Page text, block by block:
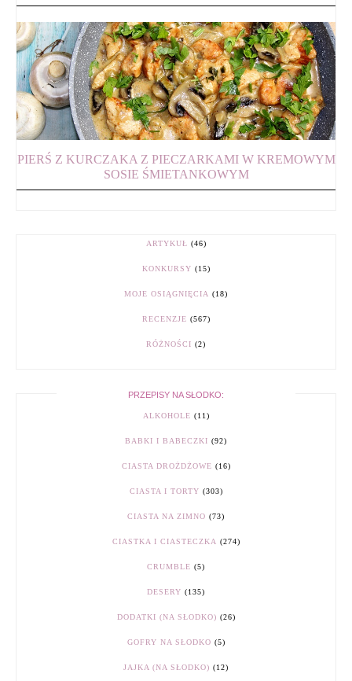
PIERŚ Z KURCZAKA Z PIECZARKAMI W KREMOWYM
SOSIE ŚMIETANKOWYM
ARTYKUŁ (46)
KONKURSY (15)
MOJE OSIĄGNIĘCIA (18)
RECENZJE (567)
RÓŻNOŚCI (2)
PRZEPISY NA SŁODKO:
ALKOHOLE (11)
BABKI I BABECZKI (92)
CIASTA DROŻDŻOWE (16)
CIASTA I TORTY (303)
CIASTA NA ZIMNO (73)
CIASTKA I CIASTECZKA (274)
CRUMBLE (5)
DESERY (135)
DODATKI (NA SŁODKO) (26)
GOFRY NA SŁODKO (5)
JAJKA (NA SŁODKO) (12)